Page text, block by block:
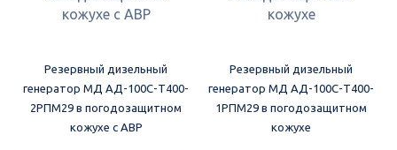
Резервный дизельный
генератор МД АД-100С-Т400-
2РПМ29 в погодозащитном
кожухе с АВР
Резервный дизельный
генератор МД АД-100С-Т400-
1РПМ29 в погодозащитном
кожухе